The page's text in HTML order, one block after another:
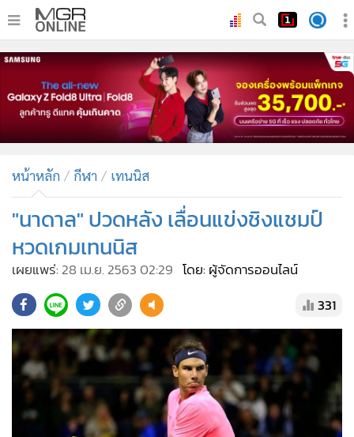
• หน้าหลัก
ทันเหตุการณ์
ภาคใต้
• ภูมิภาค
• บันเทิง
คอลัมนิสต์
• ละคร
• Cyber BIZ
• ผู้จัดกวน
• Good health & Well-being
Green Innovation & SD
Management & HR
MGR Live
หน้าหลัก กีฬา เทนนิส
"นาดาล" ปวดหลัง เลื่อนแข่งชิงแชมป์
หวดเกมเทนนิส
เผยแพร่: 28 เม.ย. 2563 02:29 โดย: ผู้จัดการออนไลน์
331